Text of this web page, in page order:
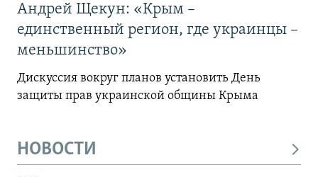
Андрей Щекун: «Крым –
единственный регион, где украинцы –
меньшинство»
Дискуссия вокруг планов установить День
защиты прав украинской общины Крыма
НОВОСТИ